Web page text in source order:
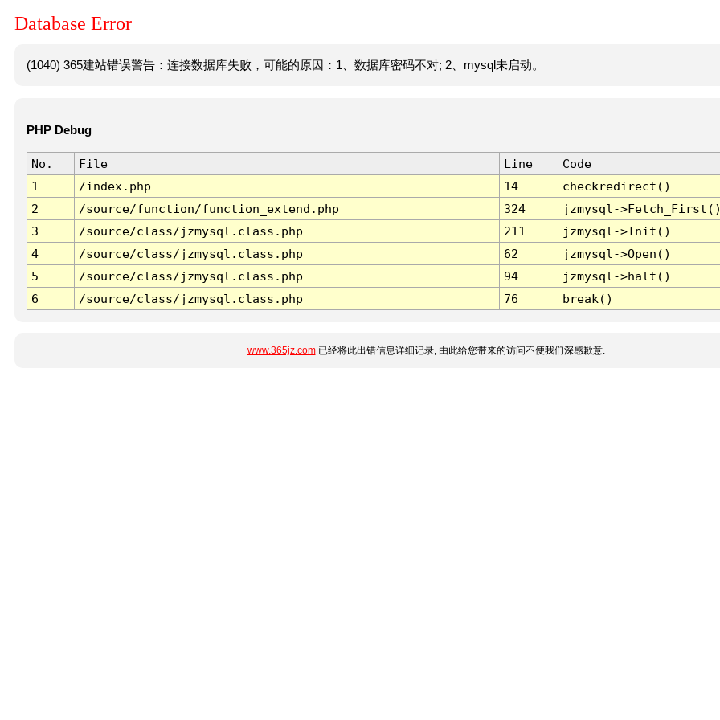
Database Error
(1040) 365建站错误警告：连接数据库失败，可能的原因：1、数据库密码不对; 2、mysql未启动。
PHP Debug
No. File Line
Code
1
/index.php 14
checkredirect()
2
/source/function/function_extend.php 324
jzmysql-
3
/source/class/jzmysql.class.php 211
jzmysql->Init()
4
/source/class/jzmysql.class.php 62
jzmysql->Open()
5
/source/class/jzmysql.class.php 94
jzmysql->halt()
6
/source/class/jzmysql.class.php 76 break()
www.365jz.com已经将此出错信息详细记录, 由此给您带来的访问不便我们深感歉意.